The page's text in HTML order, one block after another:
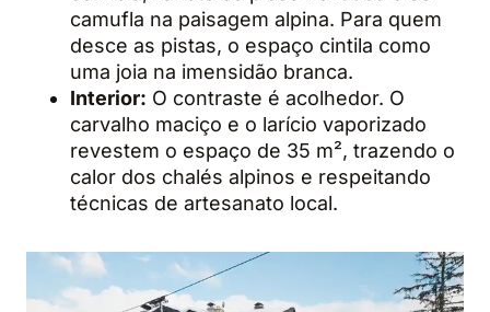
camufla na paisagem alpina. Para quem
desce as pistas, o espaço cintila como
uma joia na imensidão branca.
Interior: O contraste é acolhedor. O
carvalho maciço e o larício vaporizado
revestem o espaço de 35 m², trazendo o
calor dos chalés alpinos e respeitando
técnicas de artesanato local.